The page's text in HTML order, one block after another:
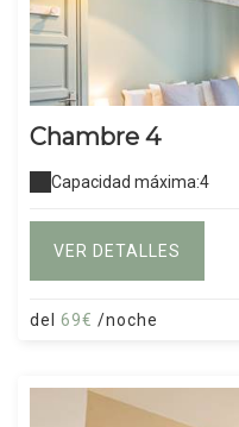
Chambre 4
Capacidad máxima:4
VER DETALLES
del 69€ /noche